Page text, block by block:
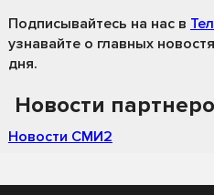
Подписывайтесь на нас в
узнавайте о главных
дня.
Новости
Новости СМИ2